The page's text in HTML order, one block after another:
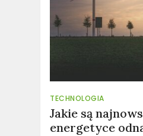
TECHNOLOGIA
Jakie są
energetyce